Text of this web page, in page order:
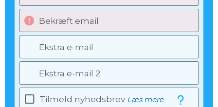
Bekræft email
Ekstra e-mail
Ekstra e-mail 2
Tilmeld nyhedsbrev Læs mere